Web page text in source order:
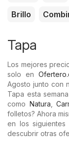
Brillo
Tapa
Los mejores
solo en
Agosto junto con
Tapa esta
como Natura ,
folletos? Ahora
en los
descubrir otras